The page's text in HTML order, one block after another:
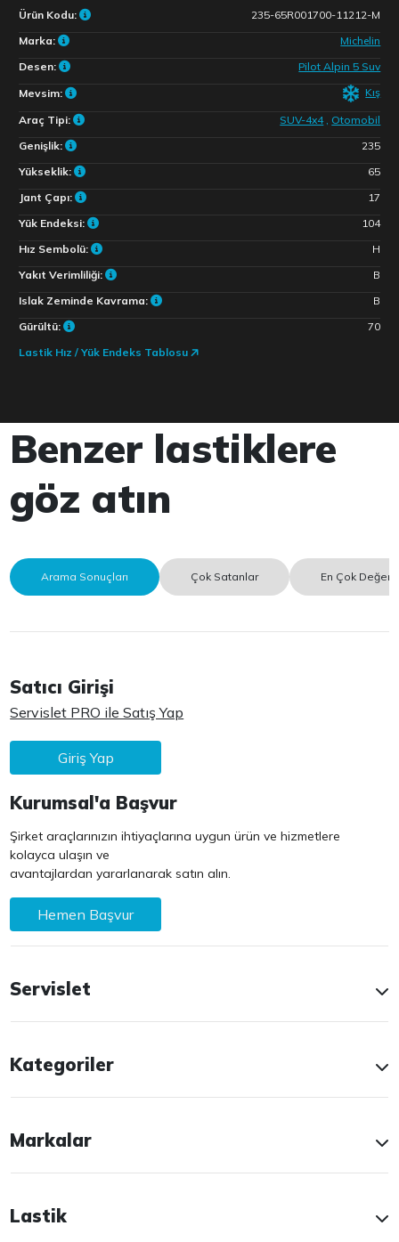
Ürün Kodu:
235-65R001700-11212-M
Marka:
Michelin
Desen:
Pilot Alpin 5 Suv
Mevsim: Kış
Araç Tipi: SUV-4x4 , Otomobil
Genişlik:
235
Yükseklik:
65
Jant Çapı:
17
Yük Endeksi:
104
Hız Sembolü:
H
Yakıt Verimliliği:
B
Islak Zeminde Kavrama:
B
Gürültü:
70
Lastik Hız / Yük Endeks Tablosu
Benzer lastiklere
göz atın
Arama Sonuçları Çok Satanlar En Çok
Satıcı Girişi
Servislet PRO ile Satış Yap
Giriş Yap
Kurumsal'a Başvur
Şirket araçlarınızın ihtiyaçlarına uygun ürün ve hizmetlere
kolayca ulaşın ve
avantajlardan yararlanarak satın alın.
Hemen Başvur
Servislet
Kategoriler
Markalar
Lastik